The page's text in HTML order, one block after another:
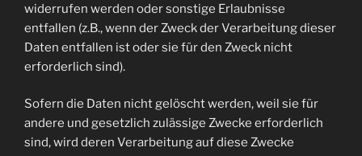
widerrufen werden oder sonstige Erlaubnisse
entfallen (z.B., wenn der Zweck der Verarbeitung dieser
Daten entfallen ist oder sie für den Zweck nicht
erforderlich sind).
Sofern die Daten nicht gelöscht werden, weil sie für
andere und gesetzlich zulässige Zwecke erforderlich
sind, wird deren Verarbeitung auf diese Zwecke